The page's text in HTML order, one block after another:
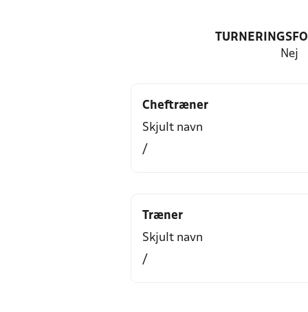
Nej
Cheftræner
Skjult navn
/
Træner
Skjult navn
/